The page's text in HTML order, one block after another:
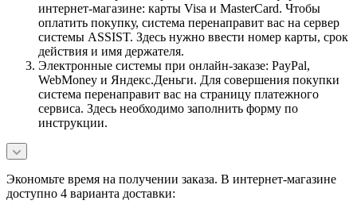
интернет-магазине: карты Visa и MasterCard. Чтобы
оплатить покупку, система перенаправит вас на сервер
системы ASSIST. Здесь нужно ввести номер карты, срок
действия и имя держателя.
Электронные системы при онлайн-заказе: PayPal,
WebMoney и Яндекс.Деньги. Для совершения покупки
система перенаправит вас на страницу платежного
сервиса. Здесь необходимо заполнить форму по
инструкции.
Экономьте время на получении заказа. В интернет-магазине
доступно 4 варианта доставки: